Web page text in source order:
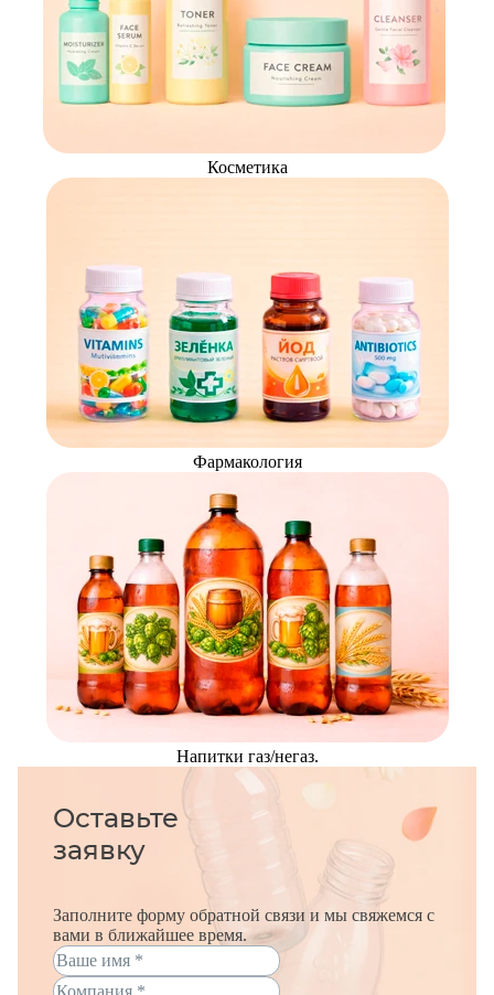
Косметика
Фармакология
Напитки газ/негаз.
Оставьте
заявку
Заполните форму обратной связи и мы свяжемся с
вами в ближайшее время.